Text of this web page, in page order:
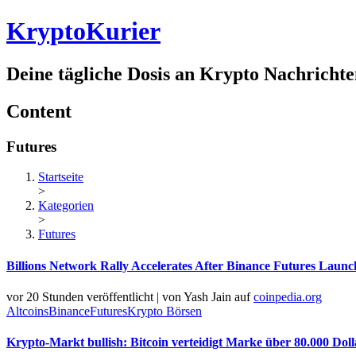
KryptoKurier
Deine tägliche Dosis an Krypto
Content
Futures
Startseite
>
Kategorien
>
Futures
Billions Network Rally Accelerates After Binance Futures
vor 20 Stunden veröffentlicht | von Yash Jain aufcoinpedia.org
AltcoinsBinanceFuturesKrypto Börsen
Krypto-Markt bullish: Bitcoin verteidigt Marke über 80.000